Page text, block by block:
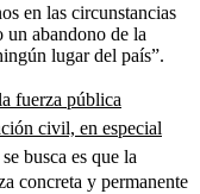
en las circunstancias
un abandono de la
lugar del país”.
fuerza pública
civil, en especial
busca es que la
concreta y permanente